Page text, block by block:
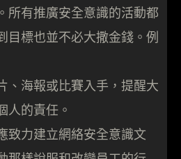
所有推廣安全意識的活動都
目標也並不必大撒金錢。例
、海報或比賽入手，提醒大
人的責任。
致力建立網絡安全意識文